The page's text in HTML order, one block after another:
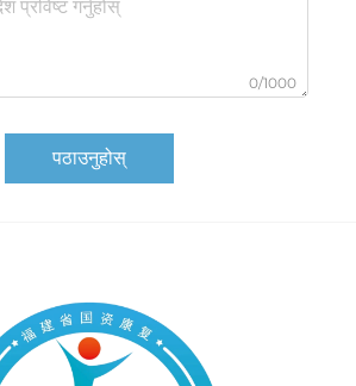
0/1000
पठाउनुहोस्